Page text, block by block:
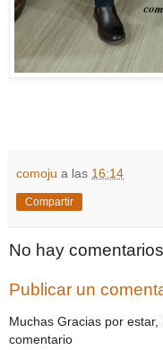
comoju a las 16:14
Compartir
No hay
Publicar un
Muchas Gracias por
comentario